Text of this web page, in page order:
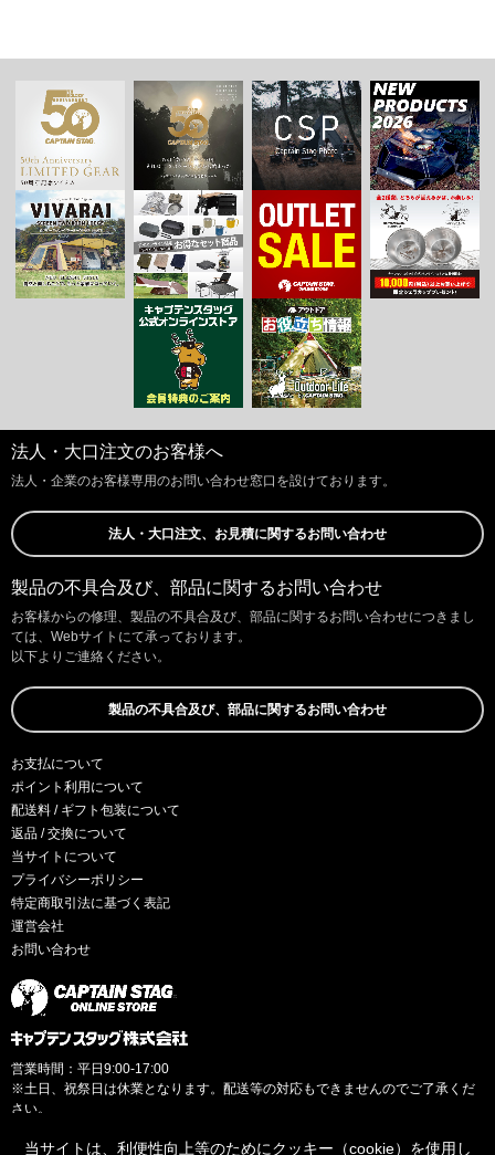
法人・大口注文のお客様へ
法人・企業のお客様専用のお問い合わせ窓口を設けております。
法人・大口注文、お見積に関するお問い合わせ
製品の不具合及び、部品に関するお問い合わせ
お客様からの修理、製品の不具合及び、部品に関するお問い合わせにつきまし
ては、Webサイトにて承っております。
以下よりご連絡ください。
製品の不具合及び、部品に関するお問い合わせ
お支払について
ポイント利用について
配送料 / ギフト包装について
返品 / 交換について
当サイトについて
プライバシーポリシー
特定商取引法に基づく表記
運営会社
お問い合わせ
営業時間：平日9:00-17:00
※土日、祝祭日は休業となります。配送等の対応もできませんのでご了承くだ
さい。
当サイトは、利便性向上等のためにクッキー（cookie）を使用し